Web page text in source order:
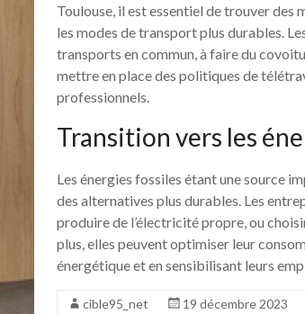
Toulouse, il est essentiel de trouver des
les modes de transport plus durables.
transports en commun, à faire du
mettre en place des politiques de
professionnels.
Transition vers les
Les énergies fossiles étant une source
des alternatives plus durables. Les
produire de l’électricité propre, ou
plus, elles peuvent optimiser leur
énergétique et en sensibilisant leurs
cible95_net 19 décembre 2023